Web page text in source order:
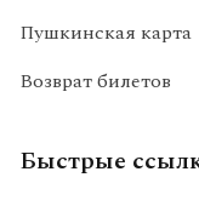
Пушкинская карта
Возврат билетов
Быстрые